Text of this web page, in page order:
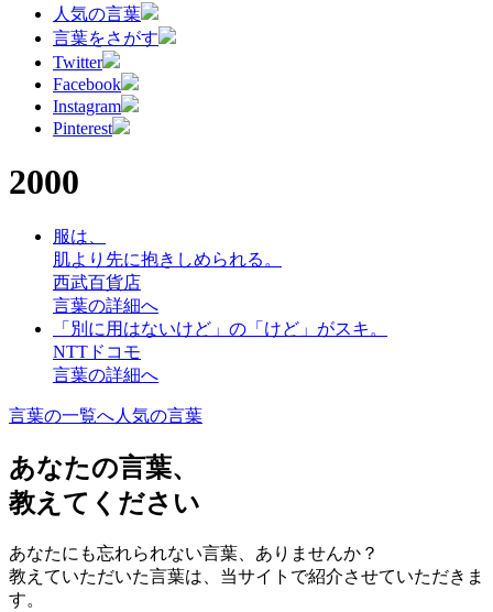
人気の言葉
言葉をさがす
Twitter
Facebook
Instagram
Pinterest
2000
服は、
肌より先に抱きしめられる。
西武百貨店
言葉の詳細へ
「別に用はないけど」の「けど」がスキ。
NTTドコモ
言葉の詳細へ
言葉の一覧へ人気の言葉
あなたの言葉、
教えてください
あなたにも忘れられない言葉、ありませんか？
教えていただいた言葉は、当サイトで紹介させていただきま
す。